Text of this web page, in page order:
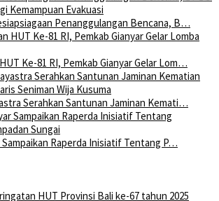
Penanggulangan Bencana, B…
Ke-81 RI, Pemkab Gianyar Gelar Lom…
Serahkan Santunan Jaminan Kemati…
Sampaikan Raperda Inisiatif Tentang P…